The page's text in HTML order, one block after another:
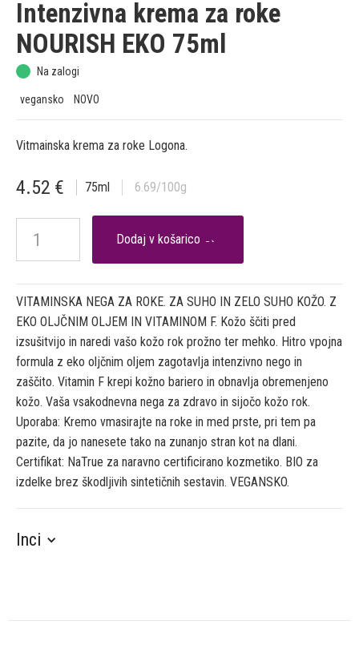
Intenzivna krema za roke
NOURISH EKO 75ml
Na zalogi
vegansko NOVO
Vitmainska krema za roke Logona.
4.52 € 75ml 6.69/100g

VITAMINSKA NEGA ZA ROKE. ZA SUHO IN ZELO SUHO KOŽO. Z
EKO OLJČNIM OLJEM IN VITAMINOM F. Kožo ščiti pred
izsušitvijo in naredi vašo kožo rok prožno ter mehko. Hitro vpojna
formula z eko oljčnim oljem zagotavlja intenzivno nego in
zaščito. Vitamin F krepi kožno bariero in obnavlja obremenjeno
kožo. Vaša vsakodnevna nega za zdravo in sijočo kožo rok.
Uporaba: Kremo vmasirajte na roke in med prste, pri tem pa
pazite, da jo nanesete tako na zunanjo stran kot na dlani.
Certifikat: NaTrue za naravno certificirano kozmetiko. BIO za
izdelke brez škodljivih sintetičnih sestavin. VEGANSKO.
Inci